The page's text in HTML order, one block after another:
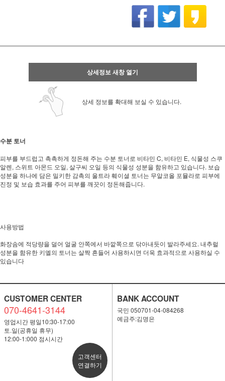
상세정보 새창 열기
상세 정보를 확대해 보실 수 있습니다.
수분 토너
피부를 부드럽고 촉촉하게 정돈해 주는 수분 토너로 비타민 C, 비타민 E, 식물성 스쿠
알렌, 스위트 아몬드 오일, 살구씨 오일 등의 식물성 성분을 함유하고 있습니다. 보습
성분을 하나에 담은 밀키한 감촉의 울트라 훼이셜 토너는 무알코올 포뮬라로 피부에
진정 및 보습 효과를 주어 피부를 깨끗이 정돈해줍니다.
사용방법
화장솜에 적당량을 덜어 얼굴 안쪽에서 바깥쪽으로 닦아내듯이 발라주세요. 내추럴
성분을 함유한 키엘의 토너는 살짝 흔들어 사용하시면 더욱 효과적으로 사용하실 수
있습니다
CUSTOMER CENTER
070-4641-3144
영업시간 평일10:30-17:00
토.일(공휴일 휴무)
12:00-1:000 점시시간
고객센터
연결하기
BANK ACCOUNT
국민 050701-04-084268
예금주:김명은